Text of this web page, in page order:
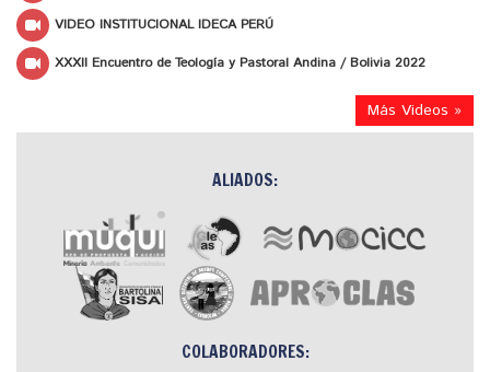
VIDEO INSTITUCIONAL IDECA PERÚ
XXXII Encuentro de Teología y Pastoral Andina / Bolivia 2022
Más Videos »
ALIADOS:
COLABORADORES: